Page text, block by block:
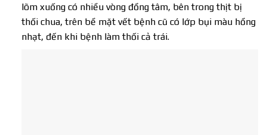
lõm xuống có nhiều vòng đồng tâm, bên trong thịt bị
thối chua, trên bề mặt vết bệnh cũ có lớp bụi màu hồng
nhạt, đến khi bệnh làm thối cả trái.